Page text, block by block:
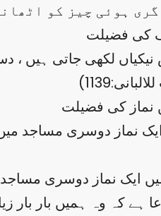
گری ہوئی چیز کو
کی فضیلت
نماز کی فضیلت
نماز دوسری مساجد
ایک نماز دوسری مساجد